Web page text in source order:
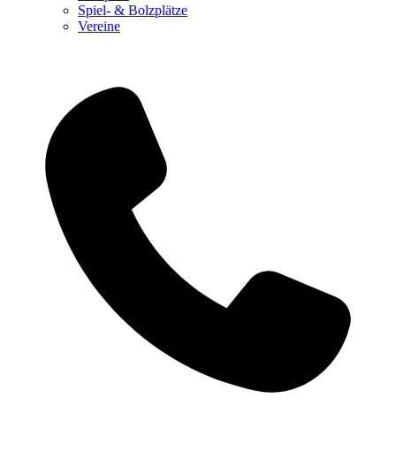
Spiel- & Bolzplätze
Vereine